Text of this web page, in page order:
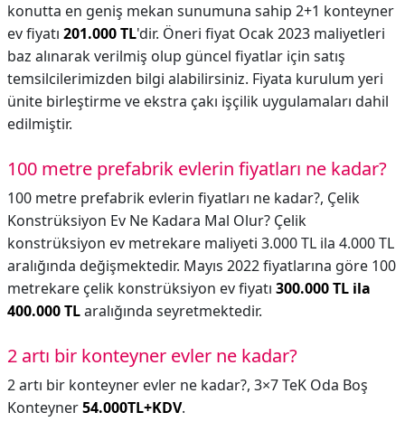
konutta en geniş mekan sunumuna sahip 2+1 konteyner
ev fiyatı 201.000 TL'dir. Öneri fiyat Ocak 2023 maliyetleri
baz alınarak verilmiş olup güncel fiyatlar için satış
temsilcilerimizden bilgi alabilirsiniz. Fiyata kurulum yeri
ünite birleştirme ve ekstra çakı işçilik uygulamaları dahil
edilmiştir.
100 metre prefabrik evlerin fiyatları ne kadar?
100 metre prefabrik evlerin fiyatları ne kadar?, Çelik
Konstrüksiyon Ev Ne Kadara Mal Olur? Çelik
konstrüksiyon ev metrekare maliyeti 3.000 TL ila 4.000 TL
aralığında değişmektedir. Mayıs 2022 fiyatlarına göre 100
metrekare çelik konstrüksiyon ev fiyatı 300.000 TL ila
400.000 TLaralığında seyretmektedir.
2 artı bir konteyner evler ne kadar?
2 artı bir konteyner evler ne kadar?, 3×7 TeK Oda Boş
Konteyner54.000TL+KDV.